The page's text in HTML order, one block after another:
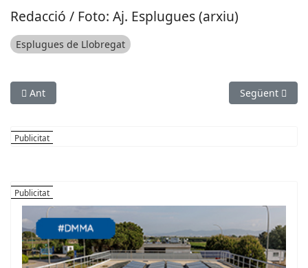
Redacció / Foto: Aj. Esplugues (arxiu)
Esplugues de Llobregat
Article anterior: SOCIETAT: Oberta la licitació de les obres
Ant Article
Següent